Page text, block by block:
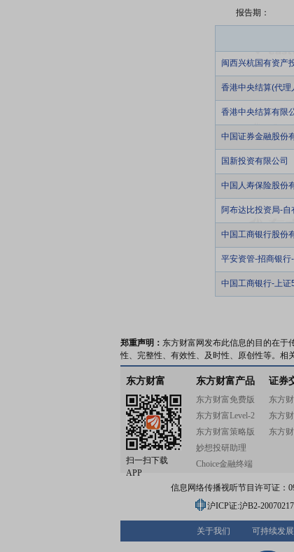
报告期：
闽西兴杭国有资产
香港中央结算(代理
香港中央结算有限
中国证券金融股份
国新投资有限公司
中国人寿保险股份
阿布达比投资局-自
中国工商银行股份
平安资管-招商银
中国工商银行-上
郑重声明： 东方财富网发布此信息的目的在于
性、完整性、有效性、及时性、原创性等。相
东方财富
扫一扫下载
APP
东方财富产品
东方财富免费版
东方财富Level-2
东方财富策略版
妙想投研助理
Choice金融终端
证券
东方
东方
东方
信息网络传播视听节目许可证：
沪ICP证:沪B2-20070217
关于我们 可持续发展